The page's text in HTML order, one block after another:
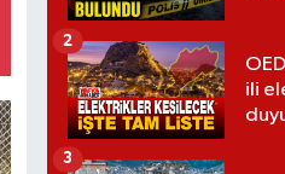
ili
2
3